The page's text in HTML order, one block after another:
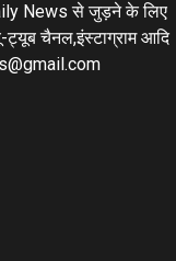
News से जुड़ने के लिए
चैनल,इंस्टाग्राम आदि